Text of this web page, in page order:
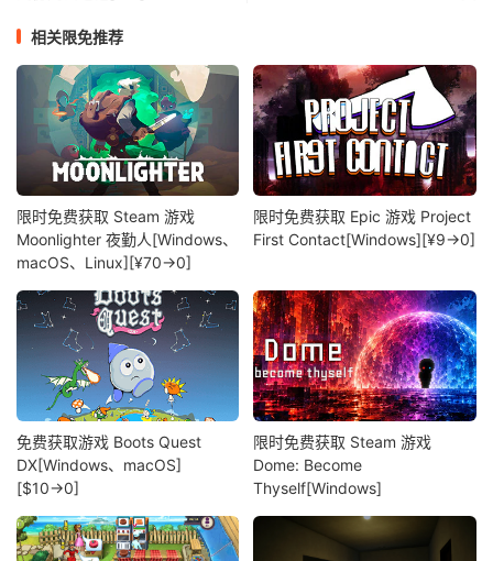
相关限免推荐
限时免费获取 Steam 游戏
Moonlighter 夜勤人[Windows、
macOS、Linux][¥70→0]
限时免费获取 Epic 游戏 Project
First Contact[Windows][¥9→0]
免费获取游戏 Boots Quest
DX[Windows、macOS]
[$10→0]
限时免费获取 Steam 游戏
Dome: Become
Thyself[Windows]